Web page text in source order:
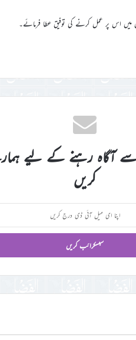
میں اس پر عمل کرنے کی توفیق عطا فرمائے۔
سے آگاہ رہنے کے لیے
کریں